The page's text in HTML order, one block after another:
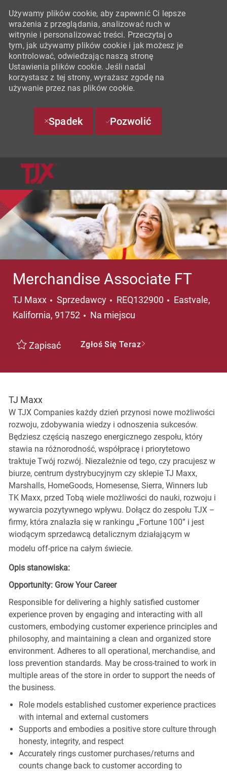
Używamy plików cookie, aby zapewnić Ci lepsze
wrażenia z przeglądania, analizować ruch w
witrynie i personalizować treści. Przeczytaj o
tym, jak używamy plików cookie i jak możesz je
kontrolować, odwiedzając naszą stronę
Ustawienia plików cookie. Jeśli nadal
korzystasz z tej strony, wyrażasz zgodę na
używanie przez nas plików cookie.
Spadek Pozwolić
Merchandise Associate FT
TJ Maxx Kategoria
Sprzedawcy REQ132900 Lokalizacja
Eastvale,
Kalifornia, 91752
Na miejscu
Zapisać Zgłoś Się Teraz
TJ Maxx
W TJX Companies każdy dzień przynosi nowe możliwości
rozwoju, zdobywania wiedzy i odnoszenia sukcesów.
Będziesz częścią naszego energicznego zespołu, który
stawia na różnorodność, współpracę i priorytetowo
traktuje Twój rozwój. Niezależnie od tego, czy pracujesz w
biurze, centrum dystrybucyjnym czy sklepie TJ Maxx,
Marshalls, HomeGoods, Homesense, Sierra, Winners lub
TK Maxx, przed Tobą wiele możliwości do nauki, rozwoju i
wywarcia pozytywnego wpływu. Dołącz do zespołu TJX –
firmy, która znalazła się w rankingu „Fortune 100” i jest
wiodącym sprzedawcą detalicznym działającym w
modelu off-price na całym świecie.
Opis stanowiska:
Opportunity: Grow Your Career
Responsible for delivering a highly satisfied customer
experience proven by engaging and interacting with all
customers, embodying customer experience principles and
philosophy, and maintaining a clean and organized store
environment. Adheres to all operational, merchandise, and
loss prevention standards. May be cross-trained to work in
multiple areas of the store in order to support the needs of
the business.
Role models established customer experience practices
with internal and external customers
Supports and embodies a positive store culture through
honesty, integrity, and respect
Accurately rings customer purchases/returns and
counts change back to customer according to